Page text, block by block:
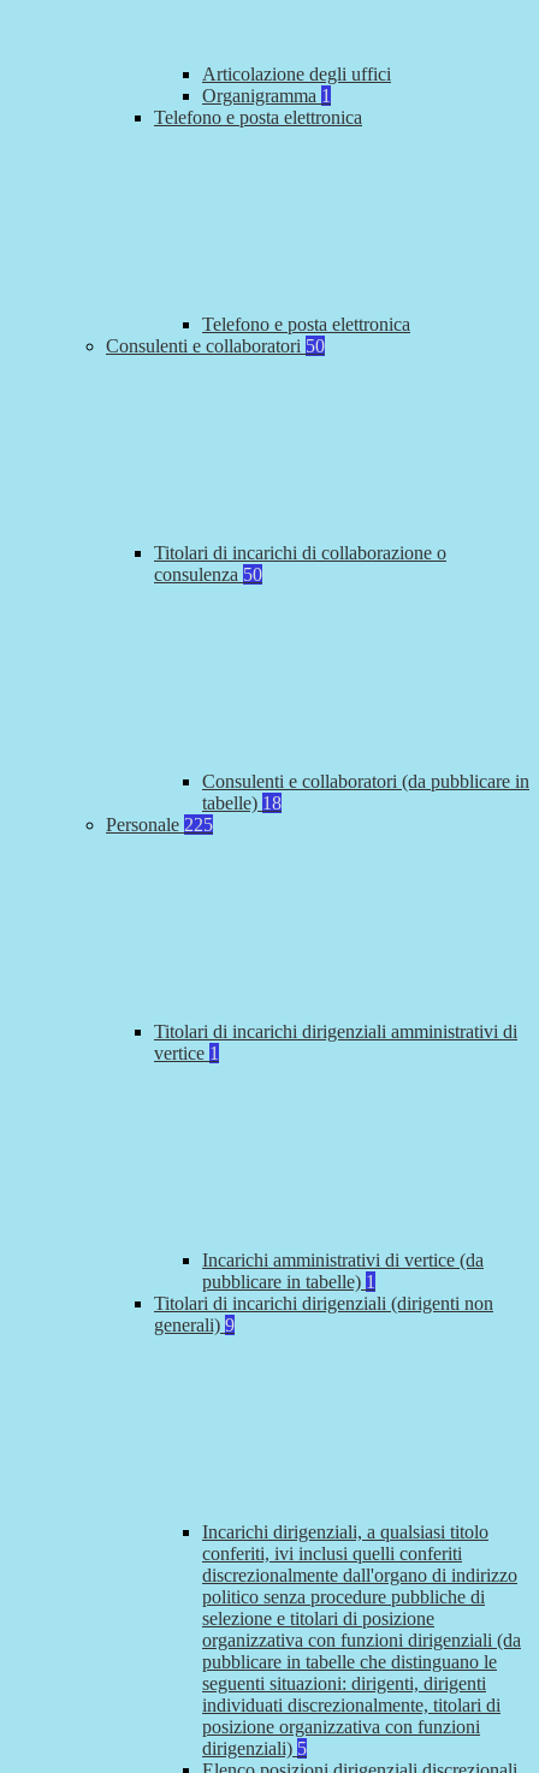
Articolazione degli uffici
Organigramma 1
Telefono e posta elettronica
Telefono e posta elettronica
Consulenti e collaboratori 50
Titolari di incarichi di collaborazione o
consulenza 50
Consulenti e collaboratori (da pubblicare in
tabelle) 18
Personale 225
Titolari di incarichi dirigenziali amministrativi di
vertice 1
Incarichi amministrativi di vertice (da
pubblicare in tabelle) 1
Titolari di incarichi dirigenziali (dirigenti non
generali) 9
Incarichi dirigenziali, a qualsiasi titolo
conferiti, ivi inclusi quelli conferiti
discrezionalmente dall'organo di indirizzo
politico senza procedure pubbliche di
selezione e titolari di posizione
organizzativa con funzioni dirigenziali (da
pubblicare in tabelle che distinguano le
seguenti situazioni: dirigenti, dirigenti
individuati discrezionalmente, titolari di
posizione organizzativa con funzioni
dirigenziali) 5